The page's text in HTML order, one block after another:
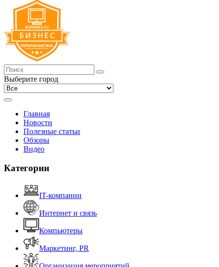
Выберите город
Главная
Новости
Полезные статьи
Обзоры
Видео
Категории
IT-компании
Интернет и связь
Компьютеры
Маркетинг, PR